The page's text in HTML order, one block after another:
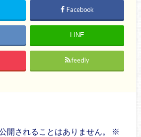
Facebook
LINE
feedly
開されることはありません。
※